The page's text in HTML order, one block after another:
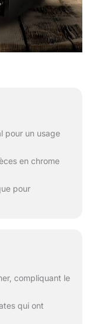
pour un usage
en chrome
pour
compliquant le
qui ont